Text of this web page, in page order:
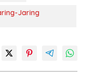
Jaring